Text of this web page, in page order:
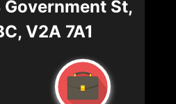
St,
V2A 7A1